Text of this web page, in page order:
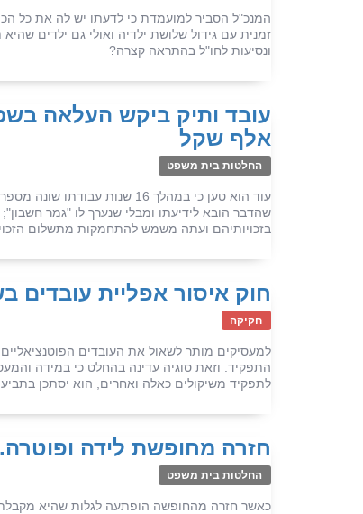
המנכ"ל הסביר למועמדת כי לדעתו יש לה את כל
זמנית עם גידול שלושת ילדיה ואולי גם ילדים
ונסיעות לחו"ל בהתראה קצרה?
אלף שקל
החלטות בית משפט
עוד הוא טען כי במהלך 16
שהדבר הובא לידיעתו ומבלי שנערך לו "גמר
בזכויותיהם ועתה משמש להתחמקות מתשלום
חוק איסור אפליית עובדים
חקיקה
למעסיקים מותר לשאול את העובדים
התפקיד. וזאת סוגיה עדינה בהחלט כי במידה
לתפקיד משיקולים כאלה ואחרים, הוא יסתכן
חזרה מחופשת לידה ופוטרה. תקבל
החלטות בית משפט
כאשר חזרה מהחופשה הופתעה לגלות שהיא מקבלת